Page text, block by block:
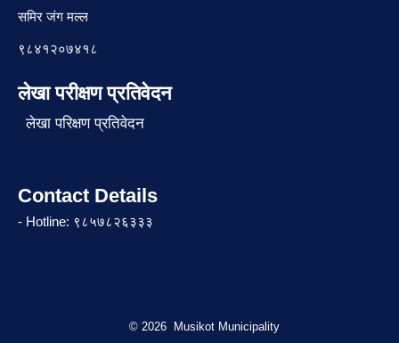
समिर जंग मल्ल
९८४१२०७४१८
लेखा परीक्षण प्रतिवेदन
लेखा परिक्षण प्रतिवेदन
Contact Details
- Hotline: ९८५७८२६३३३
© 2026 Musikot Municipality